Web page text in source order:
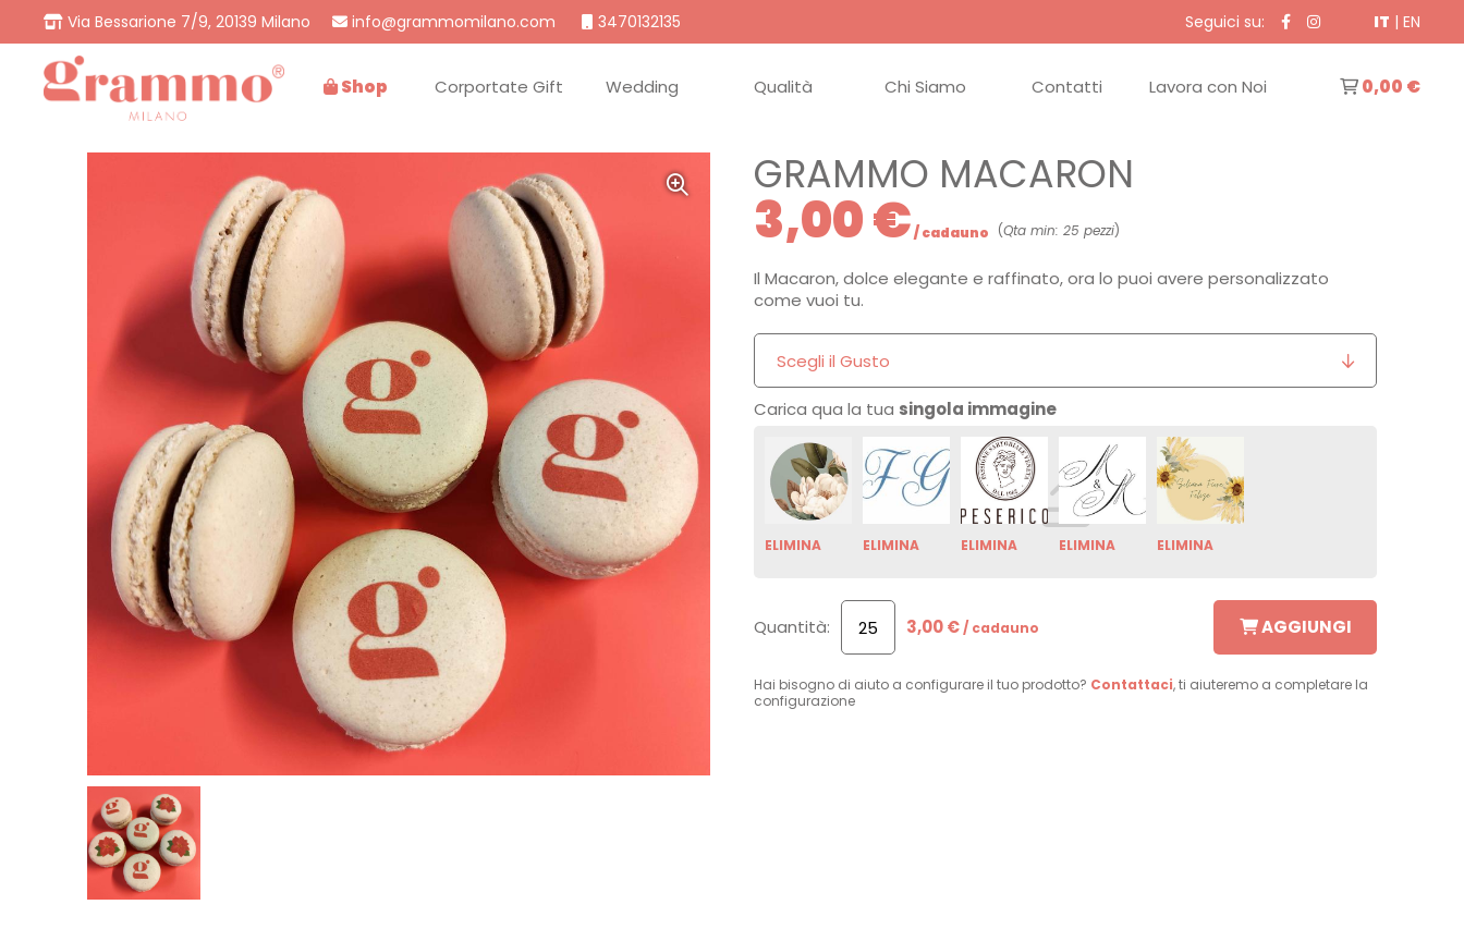
Via Bessarione 7/9, 20139 Milano info@grammomilano.com 3470132135 Seguici su: IT | EN
Shop Corportate
Gift
Wedding Qualità Chi Siamo Contatti Lavora con Noi 0,00 €
GRAMMO MACARON
3,00 €/ cadauno (Qta min: 25 pezzi)
Il Macaron, dolce elegante e raffinato, ora lo puoi avere personalizzato
come vuoi tu.
Scegli il Gusto
Carica qua la tua singola immagine
ELIMINA ELIMINA ELIMINA ELIMINA ELIMINA
Quantità: 3,00 €/ cadauno AGGIUNGI
Hai bisogno di aiuto a configurare il tuo prodotto? Contattaci, ti aiuteremo a completare la
configurazione